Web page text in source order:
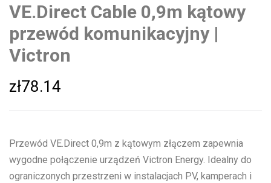
VE.Direct Cable 0,9m kątowy
przewód komunikacyjny |
Victron
zł78.14
Przewód VE.Direct 0,9m z kątowym złączem zapewnia
wygodne połączenie urządzeń Victron Energy. Idealny do
ograniczonych przestrzeni w instalacjach PV, kamperach i